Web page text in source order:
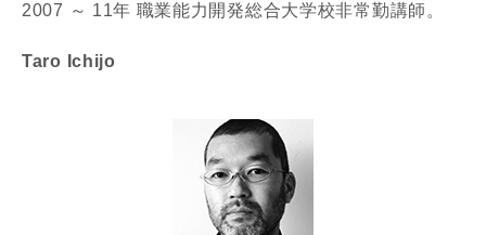
2007 ～ 11年 職業能力開発総合大学校非常勤講師。
Taro Ichijo